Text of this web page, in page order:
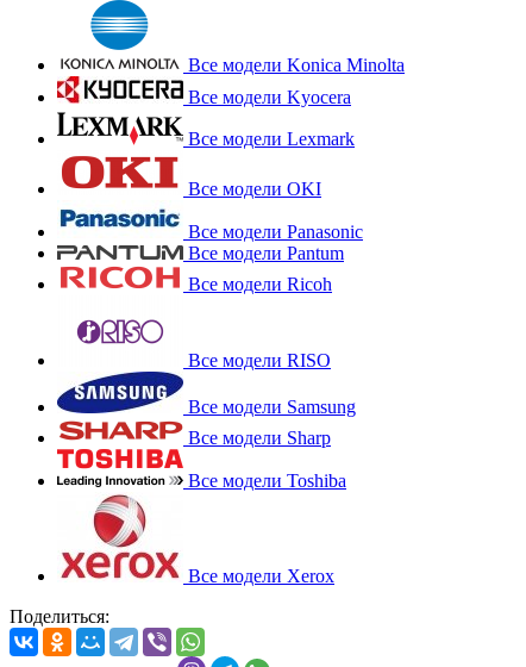
Все модели Konica Minolta
Все модели Kyocera
Все модели Lexmark
Все модели OKI
Все модели Panasonic
Все модели Pantum
Все модели Ricoh
Все модели RISO
Все модели Samsung
Все модели Sharp
Все модели Toshiba
Все модели Xerox
Поделиться: